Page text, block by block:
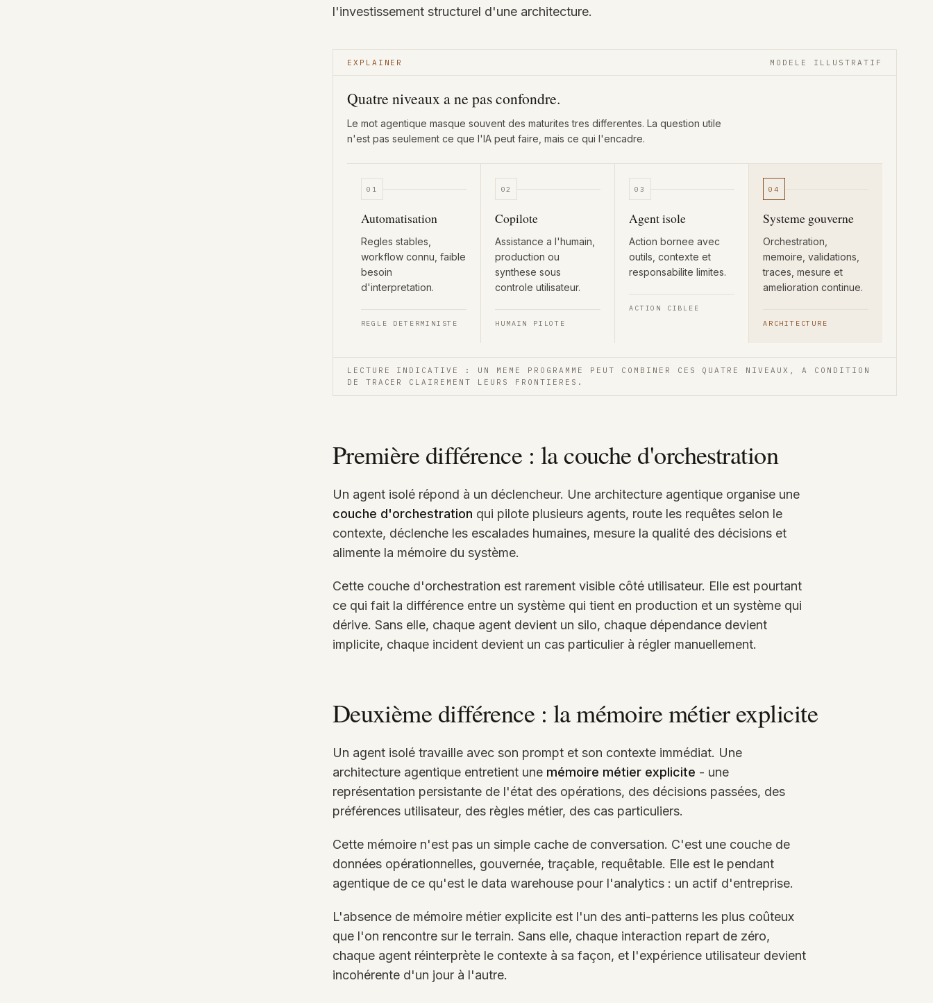
l'investissement structurel d'une architecture.
EXPLAINER MODELE ILLUSTRATIF
Quatre niveaux a ne pas confondre.
Le mot agentique masque souvent des maturites tres differentes. La question utile
n'est pas seulement ce que l'IA peut faire, mais ce qui l'encadre.
01
Automatisation
Regles stables,
workflow connu, faible
besoin
d'interpretation.
REGLE DETERMINISTE
02
Copilote
Assistance a l'humain,
production ou
synthese sous
controle utilisateur.
HUMAIN PILOTE
03
Agent isole
Action bornee avec
outils, contexte et
responsabilite limites.
ACTION CIBLEE
04
Systeme gouverne
Orchestration,
memoire, validations,
traces, mesure et
amelioration continue.
ARCHITECTURE
LECTURE INDICATIVE : UN MEME PROGRAMME PEUT COMBINER CES QUATRE NIVEAUX, A CONDITION
DE TRACER CLAIREMENT LEURS FRONTIERES.
Première différence : la couche d'orchestration
Un agent isolé répond à un déclencheur. Une architecture agentique organise une
couche d'orchestration qui pilote plusieurs agents, route les requêtes selon le
contexte, déclenche les escalades humaines, mesure la qualité des décisions et
alimente la mémoire du système.
Cette couche d'orchestration est rarement visible côté utilisateur. Elle est pourtant
ce qui fait la différence entre un système qui tient en production et un système qui
dérive. Sans elle, chaque agent devient un silo, chaque dépendance devient
implicite, chaque incident devient un cas particulier à régler manuellement.
Deuxième différence : la mémoire métier explicite
Un agent isolé travaille avec son prompt et son contexte immédiat. Une
architecture agentique entretient une mémoire métier explicite - une
représentation persistante de l'état des opérations, des décisions passées, des
préférences utilisateur, des règles métier, des cas particuliers.
Cette mémoire n'est pas un simple cache de conversation. C'est une couche de
données opérationnelles, gouvernée, traçable, requêtable. Elle est le pendant
agentique de ce qu'est le data warehouse pour l'analytics : un actif d'entreprise.
L'absence de mémoire métier explicite est l'un des anti-patterns les plus coûteux
que l'on rencontre sur le terrain. Sans elle, chaque interaction repart de zéro,
chaque agent réinterprète le contexte à sa façon, et l'expérience utilisateur devient
incohérente d'un jour à l'autre.